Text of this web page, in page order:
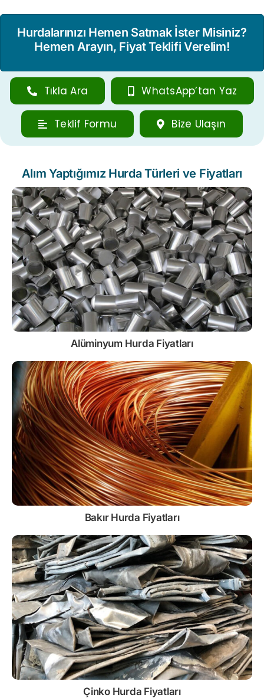
Hurdalarınızı Hemen Satmak İster Misiniz?
Hemen Arayın, Fiyat Teklifi Verelim!
Tıkla Ara WhatsApp’tan Yaz
Teklif Formu Bize Ulaşın
Alım Yaptığımız Hurda Türleri ve Fiyatları
Alüminyum Hurda Fiyatları
Bakır Hurda Fiyatları
Çinko Hurda Fiyatları